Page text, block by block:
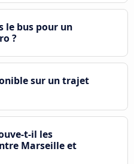
le bus pour un
?
sur un trajet
t-il les
Marseille et